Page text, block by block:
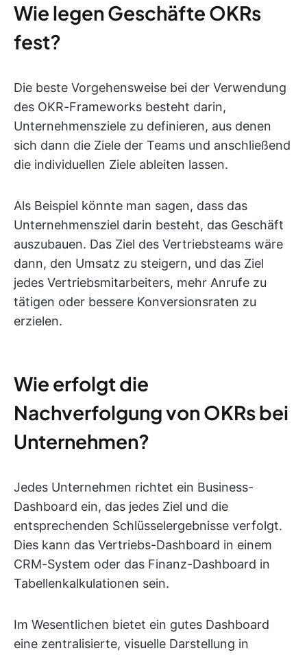
Wie legen Geschäfte OKRs
fest?
Die beste Vorgehensweise bei der Verwendung
des OKR-Frameworks besteht darin,
Unternehmensziele zu definieren, aus denen
sich dann die Ziele der Teams und anschließend
die individuellen Ziele ableiten lassen.
Als Beispiel könnte man sagen, dass das
Unternehmensziel darin besteht, das Geschäft
auszubauen. Das Ziel des Vertriebsteams wäre
dann, den Umsatz zu steigern, und das Ziel
jedes Vertriebsmitarbeiters, mehr Anrufe zu
tätigen oder bessere Konversionsraten zu
erzielen.
Wie erfolgt die
Nachverfolgung von OKRs bei
Unternehmen?
Jedes Unternehmen richtet ein Business-
Dashboard ein, das jedes Ziel und die
entsprechenden Schlüsselergebnisse verfolgt.
Dies kann das Vertriebs-Dashboard in einem
CRM-System oder das Finanz-Dashboard in
Tabellenkalkulationen sein.
Im Wesentlichen bietet ein gutes Dashboard
eine zentralisierte, visuelle Darstellung in